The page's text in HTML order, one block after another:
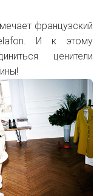
французский
И к этому
ценители